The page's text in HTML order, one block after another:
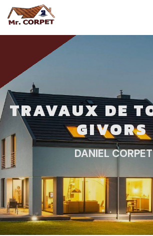
TRAVAUX DE TOITURE
GIVORS
DANIEL CORPET
Panneau de gestion des cookies